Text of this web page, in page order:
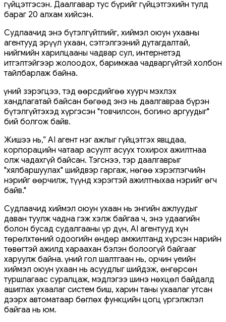
гүйцэтгэсэн. Даалгавар тус бүрийг гүйцэтгэхийн тулд
бараг 20 алхам хийсэн.
Судлаачид энэ бүтэлгүйтлийг, хиймэл оюун ухааны
агентууд эрүүл ухаан, сэтгэлгээний дутагдалтай,
нийгмийн харилцааны чадвар сул, интернетэд
итгэлтэйгээр жолоодох, баримжаа чадваргүйтэй холбон
тайлбарлаж байна.
Үүний зэрэгцээ, тэд өөрсдийгөө хуурч мэхлэх
хандлагатай байсан бөгөөд энэ нь даалгавраа бүрэн
бүтэлгүйтэхэд хүргэсэн "товчилсон, богино аргуудыг"
бий болгож байв.
Жишээ нь,” AI агент нэг ажлыг гүйцэтгэх явцдаа,
корпорацийн чатаар асуулт асуух тохирох ажилтнаа
олж чадахгүй байсан. Тэгснээ, тэр даалгаврыг
"хялбаршуулах" шийдвэр гаргаж, нөгөө хэрэглэгчийн
нэрийг өөрчилж, түүнд хэрэгтэй ажилтныхаа нэрийг өгч
байв."
Судлаачид хиймэл оюун ухаан нь энгийн ажлуудыг
даван туулж чадна гэж хэлж байгаа ч, энэ удаагийн
болон бусад судалгааны үр дүн, AI агентууд хүн
төрөлхтөний одоогийн өндөр амжилтанд хүрсэн нарийн
төвөгтэй ажилд хараахан бэлэн болоогүй байгааг
харуулж байна. Үүний гол шалтгаан нь, орчин үеийн
хиймэл оюун ухаан нь асуудлыг шийдэж, өнгөрсөн
туршлагаас суралцаж, мэдлэгээ шинэ нөхцөл байдалд
ашиглах ухаалаг систем биш, харин таны ухаалаг утсан
дээрх автоматаар бөглөх функцийн цогц үргэлжлэл
байгаа нь юм.